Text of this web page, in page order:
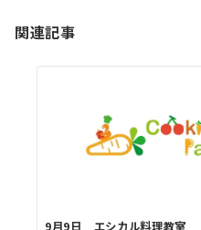
関連記事
9月9日 エシカル料理教室